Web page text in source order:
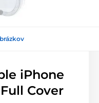
iPhone
Cover